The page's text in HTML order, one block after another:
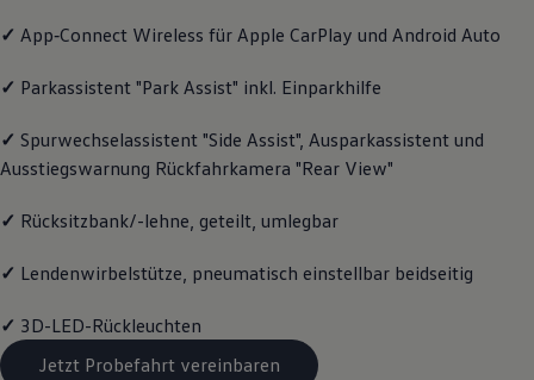
✓ App‑Connect Wireless für Apple CarPlay und Android Auto
✓ Parkassistent "Park Assist" inkl. Einparkhilfe
✓ Spurwechselassistent "Side Assist", Ausparkassistent und
Ausstiegswarnung Rückfahrkamera "Rear View"
✓ Rücksitzbank/-lehne, geteilt, umlegbar
✓ Lendenwirbelstütze, pneumatisch einstellbar beidseitig
✓ 3D-LED-Rückleuchten
Jetzt Probefahrt vereinbaren